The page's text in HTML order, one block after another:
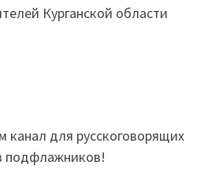
Курганской области
канал для русскоговорящих
подфлажников!